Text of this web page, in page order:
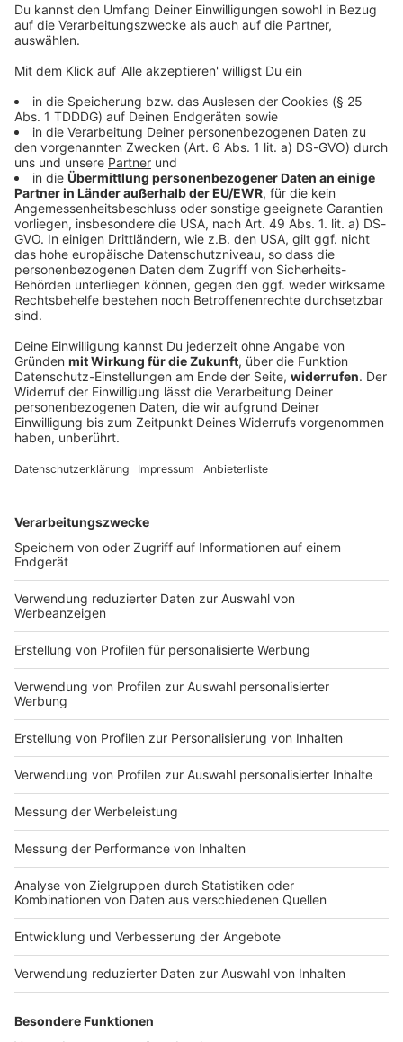
© dpa-infocom, dpa:251125-930-340923/1
Bayern
FC Augsburg siegt beim Familientag gegen
Italien-Club
Im Duell mit Sassuolo Calcio holt der Fußball-
Bundesligist einen 0:2-Rückstand auf und tankt
Saison.
DEINE GEMERKTEN ARTIKEL
Du hast dir noch keine Artikel gemerkt
Markiere sie hierfür mit einem
Impressum
Nutzungsbedingungen
Jobs
Presse
Werben
Archiv
Kontakt
Studio-Hotline
Verkehrs-Hotline
Newsletter